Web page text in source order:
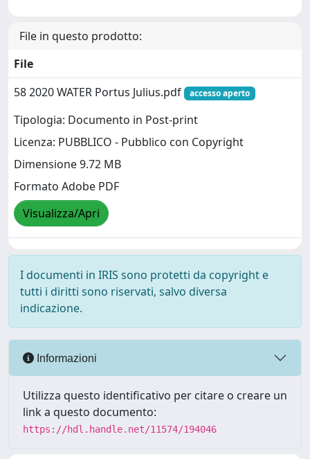
File in questo prodotto:
File
58 2020 WATER Portus Julius.pdf
accesso aperto
Tipologia: Documento in Post-print
Licenza: PUBBLICO - Pubblico con Copyright
Dimensione 9.72 MB
Formato Adobe PDF
Visualizza/Apri
I documenti in IRIS sono protetti da copyright e
tutti i diritti sono riservati, salvo diversa
indicazione.
Informazioni
Utilizza questo identificativo per citare o creare un
link a questo documento:
https://hdl.handle.net/11574/194046